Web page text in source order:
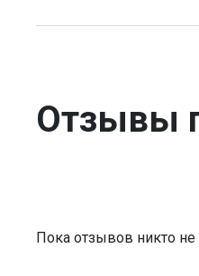
Отзывы
Пока отзывов никто